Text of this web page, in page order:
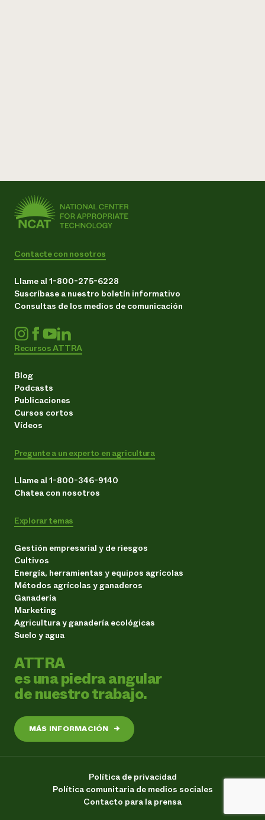
Contacte con nosotros
Llame al 1-800-275-6228
Suscríbase a nuestro boletín informativo
Consultas de los medios de comunicación
Recursos ATTRA
Blog
Podcasts
Publicaciones
Cursos cortos
Vídeos
Pregunte a un experto en agricultura
Llame al 1-800-346-9140
Chatea con nosotros
Explorar temas
Gestión empresarial y de riesgos
Cultivos
Energía, herramientas y equipos agrícolas
Métodos agrícolas y ganaderos
Ganadería
Marketing
Agricultura y ganadería ecológicas
Suelo y agua
ATTRA
es una piedra angular
de nuestro trabajo.
MÁS INFORMACIÓN →
Política de privacidad
Política comunitaria de medios sociales
Contacto para la prensa